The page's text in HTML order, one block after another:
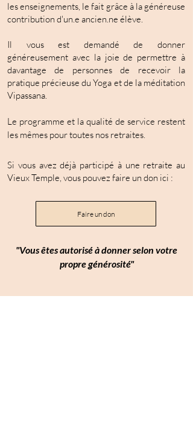
les enseignements, le fait grâce à la généreuse
contribution d'un.e ancien.ne élève.
Il vous est demandé de donner
généreusement avec la joie de permettre à
davantage de personnes de recevoir la
pratique précieuse du Yoga et de la méditation
Vipassana.
Le programme et la qualité de service restent
les mêmes pour toutes nos retraites.
Si vous avez déjà participé à une retraite au
Vieux Temple, vous pouvez faire un don ici :
Faire un don
"Vous êtes autorisé à donner selon votre
propre générosité"